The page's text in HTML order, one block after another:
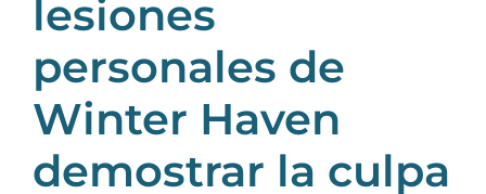
lesiones
personales de
Winter Haven
demostrar la culpa